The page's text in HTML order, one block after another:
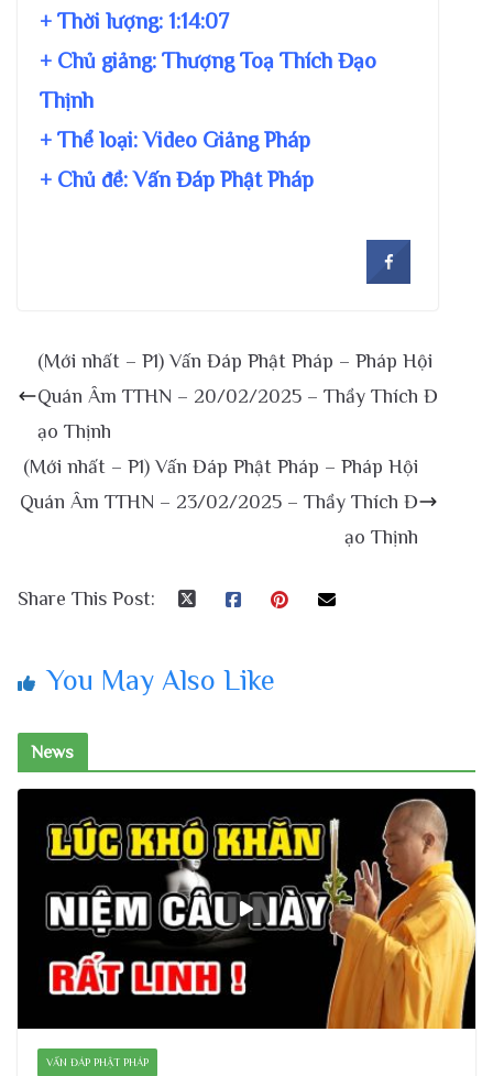
+ Thời lượng: 1:14:07
+ Chủ giảng: Thượng Toạ Thích Đạo
Thịnh
+ Thể loại: Video Giảng Pháp
+ Chủ đề:Vấn Đáp Phật Pháp
(Mới nhất – P1) Vấn Đáp Phật Pháp – Pháp Hội
Quán Âm TTHN – 20/02/2025 – Thầy Thích Đ
ạo Thịnh
(Mới nhất – P1) Vấn Đáp Phật Pháp – Pháp Hội
Quán Âm TTHN – 23/02/2025 – Thầy Thích Đ
ạo Thịnh
Share This Post:
You May Also Like
News
VẤN ĐÁP PHẬT PHÁP